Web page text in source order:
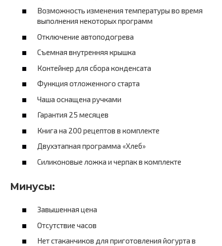
Возможность изменения температуры во время
выполнения некоторых программ
Отключение автоподогрева
Съемная внутренняя крышка
Контейнер для сбора конденсата
Функция отложенного старта
Чаша оснащена ручками
Гарантия 25 месяцев
Книга на 200 рецептов в комплекте
Двухэтапная программа «Хлеб»
Силиконовые ложка и черпак в комплекте
Минусы:
Завышенная цена
Отсутствие часов
Нет стаканчиков для приготовления йогурта в